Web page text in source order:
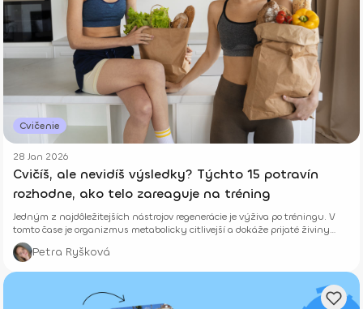
Cvičenie
28 Jan 2026
Cvičíš, ale nevidíš výsledky? Týchto 15 potravín
rozhodne, ako telo zareaguje na tréning
Jedným z najdôležitejších nástrojov regenerácie je výživa po tréningu. V
tomto čase je organizmus metabolicky citlivejší a dokáže prijaté živiny
využiť efektívnejšie než inokedy počas dňa.
Petra Ryšková